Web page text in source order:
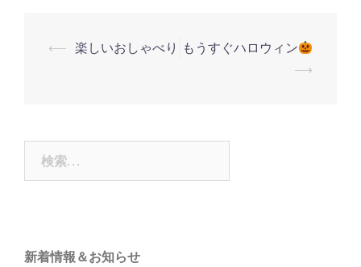
投
ゲ
ー
⟵ 楽しいおしゃべり もうすぐハロウィン
⟶
新着情報＆お知らせ